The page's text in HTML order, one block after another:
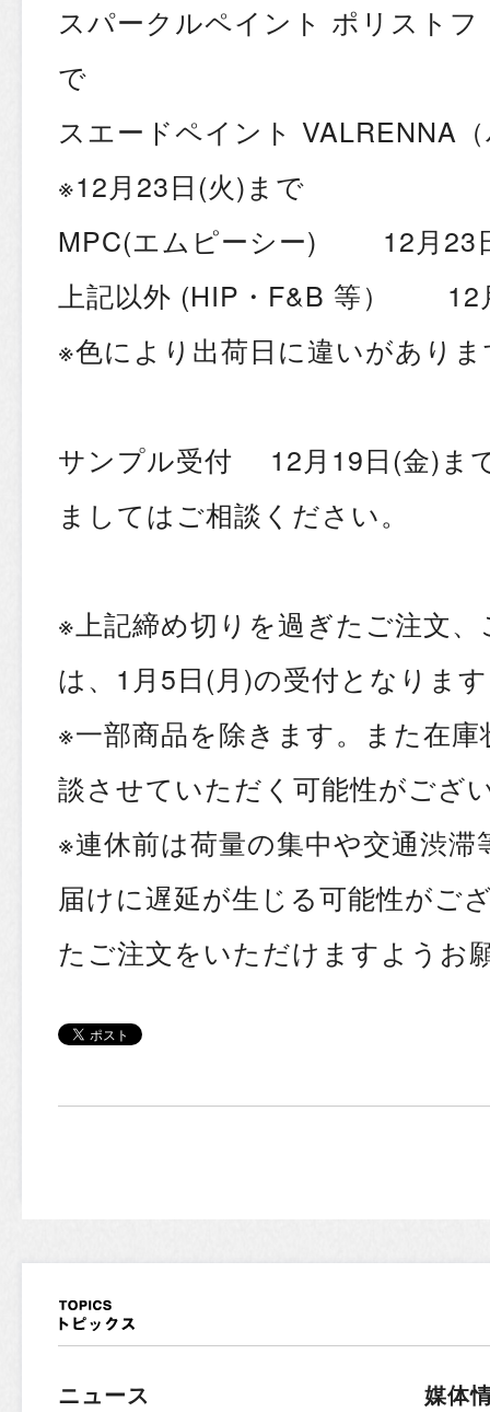
スパークルペイント ポリス
で
スエードペイント
※12月23日(火)まで
MPC(エムピーシー) 12月23
上記以外 (HIP・F&B 等） 12
※色により出荷日に違いがあり
サンプル受付 12月19日(金)ま
ましてはご相談ください。
※上記締め切りを過ぎたご注文
は、1月5日(月)の受付となりま
※一部商品を除きます。また在
談させていただく可能性がござ
※連休前は荷量の集中や交通渋
届けに遅延が生じる可能性がご
たご注文をいただけますようお
ニュース
媒体